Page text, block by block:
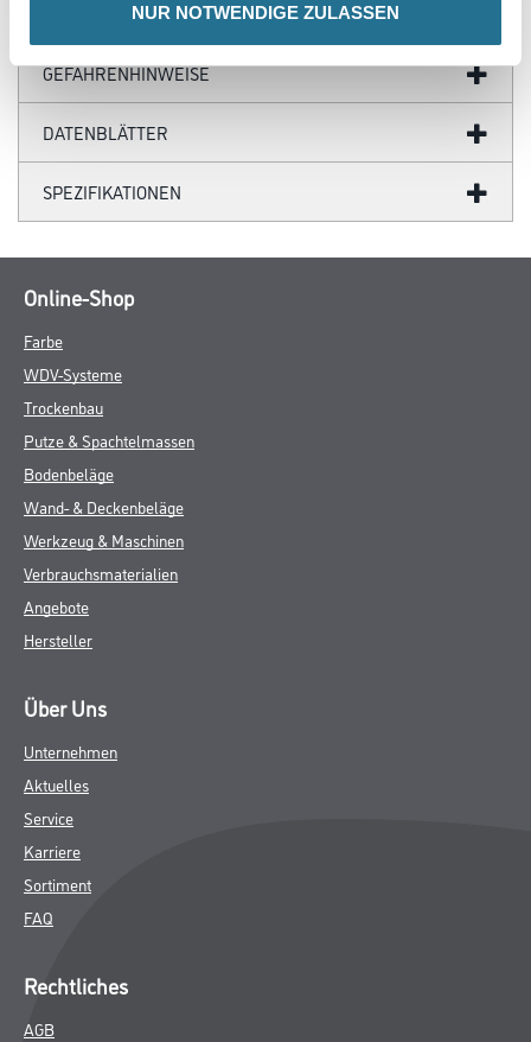
NUR NOTWENDIGE ZULASSEN
ZUSATZINFOS
GEFAHRENHINWEISE
DATENBLÄTTER
SPEZIFIKATIONEN
Online-Shop
Farbe
WDV-Systeme
Trockenbau
Putze & Spachtelmassen
Bodenbeläge
Wand- & Deckenbeläge
Werkzeug & Maschinen
Verbrauchsmaterialien
Angebote
Hersteller
Über Uns
Unternehmen
Aktuelles
Service
Karriere
Sortiment
FAQ
Rechtliches
AGB